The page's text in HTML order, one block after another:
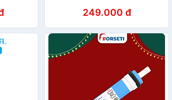
máy lọc Karofi O-P1310, S-
S038, U95, U05....
249.000 đ